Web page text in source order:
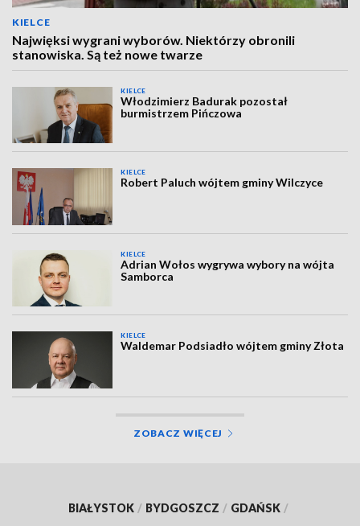
KIELCE
Najwięksi wygrani wyborów. Niektórzy obronili
stanowiska. Są też nowe twarze
KIELCE
Włodzimierz Badurak pozostał
burmistrzem Pińczowa
KIELCE
Robert Paluch wójtem gminy Wilczyce
KIELCE
Adrian Wołos wygrywa wybory na wójta
Samborca
KIELCE
Waldemar Podsiadło wójtem gminy Złota
ZOBACZ WIĘCEJ
BIAŁYSTOK / BYDGOSZCZ / GDAŃSK /